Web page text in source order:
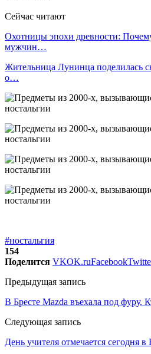
Сейчас читают
Охотницы эпохи древности:
мужчин…
Жительница Лунинца поделилась
о…
#ностальгия
154
Поделится VKOK.ruFacebook
Предыдущая запись
В Бресте Mazda въехала под фуру.
Следующая запись
День учителя отмечается сегодня в